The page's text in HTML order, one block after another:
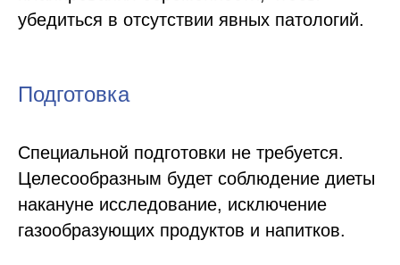
убедиться в отсутствии явных патологий.
Подготовка
Специальной подготовки не требуется.
Целесообразным будет соблюдение диеты
накануне исследование, исключение
газообразующих продуктов и напитков.